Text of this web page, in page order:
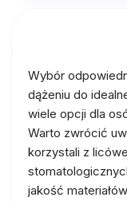
Wybór
dążeniu do
wiele opcji dla
Warto zwrócić
korzystali z
jakość